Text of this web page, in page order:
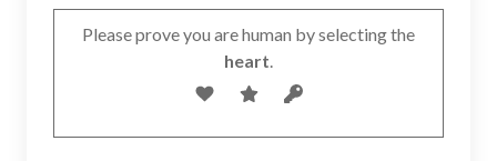
Please prove you are human by selecting the
heart.